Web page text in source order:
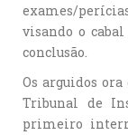
exames/
visando o
conclusão.
Os arguidos
Tribunal de
primeiro